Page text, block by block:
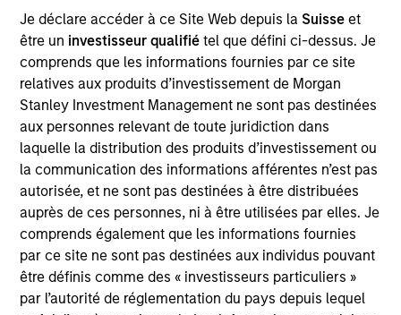
Je déclare accéder à ce Site Web depuis la Suisse et
être un investisseur qualifiétel que défini ci-dessus. Je
comprends que les informations fournies par ce site
relatives aux produits d’investissement de Morgan
Stanley Investment Management ne sont pas destinées
aux personnes relevant de toute juridiction dans
laquelle la distribution des produits d’investissement ou
la communication des informations afférentes n’est pas
autorisée, et ne sont pas destinées à être distribuées
auprès de ces personnes, ni à être utilisées par elles. Je
comprends également que les informations fournies
par ce site ne sont pas destinées aux individus pouvant
être définis comme des « investisseurs particuliers »
par l’autorité de réglementation du pays depuis lequel
also contributes to business development
initiatives, promoting existing products and building
new offerings. He joined Eaton Vance in 2011.
Morgan Stanley acquired Eaton Vance in March
2021. Matt began his career in the investment
industry in 2002. Before joining Eaton Vance, he
was affiliated with Cambridge Associates, LLC. He
also served as a merger and acquisitions advisor
with Matrix Capital Markets Group, Inc. Matt earned
a B.S. from the University of Richmond. He is a
member of the CFA Society Boston and holds the
Chartered Financial Analyst designation. He also
holds the Chartered Alternative Investment Analyst
(CAIA) designation.